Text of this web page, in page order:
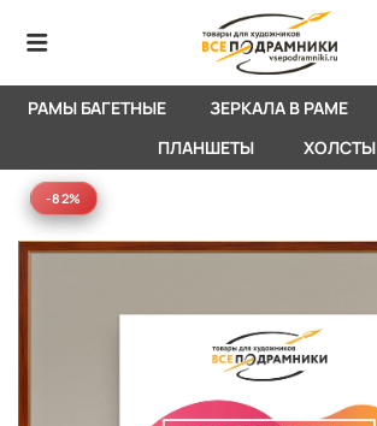
РАМЫ БАГЕТНЫЕ ЗЕРКАЛА В РАМЕ
ПЛАНШЕТЫ
ХОЛСТЫ
-82%
-82%